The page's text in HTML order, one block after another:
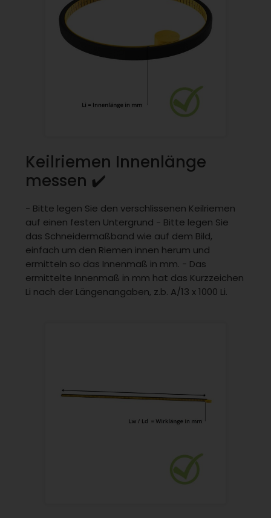
Keilriemen Innenlänge
messen ✔️
- Bitte legen Sie den verschlissenen Keilriemen
auf einen festen Untergrund - Bitte legen Sie
das Schneidermaßband wie auf dem Bild,
einfach um den Riemen innen herum und
ermitteln so das Innenmaß in mm. - Das
ermittelte Innenmaß in mm hat das Kurzzeichen
Li nach der Längenangaben, z.b. A/13 x 1000 Li.